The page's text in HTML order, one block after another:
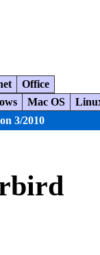
Office
Mac OS
3/2010